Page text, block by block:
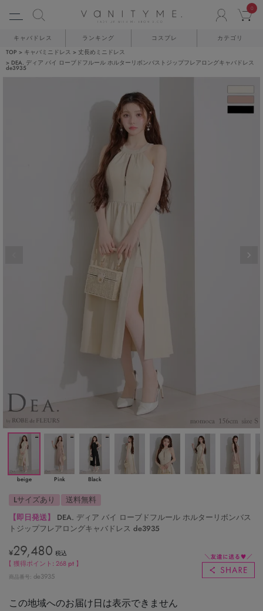
0
キャバドレス ランキング コスプレ カテゴリ
TOP キャバミニドレス
丈長めミニドレス
DEA. ディア バイ ローブドフルール ホルターリボンバストジップフレアロングキャバドレス
de3935
beige Pink Black
Lサイズあり
送料無料
【即日発送】
DEA. ディア バイ ローブドフルール ホルターリボンバス
トジップフレアロングキャバドレス de3935
¥29,480 税込
【 獲得ポイント:268 pt 】
商品番号 de3935
この地域へのお届け日は表示できません